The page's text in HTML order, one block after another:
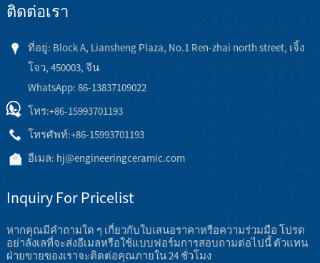
ติดต่อเรา
ที่อยู่: Block A, Liansheng Plaza, No.1 Ren-zhai north street, เจิ้ง
โจว, 450003, จีน
WhatsApp: 86-13837109022
โทร:+86-15993701193
โทรศัพท์:+86-15993701193
อีเมล: hj@engineeringceramic.com
Inquiry For Pricelist
หากคุณมีคำถามใด ๆ เกี่ยวกับใบเสนอราคาหรือความร่วมมือ โปรด
อย่าลังเลที่จะส่งอีเมลหรือใช้แบบฟอร์มการสอบถามต่อไปนี้ ตัวแทน
ฝ่ายขายของเราจะติดต่อคุณภายใน 24 ชั่วโมง